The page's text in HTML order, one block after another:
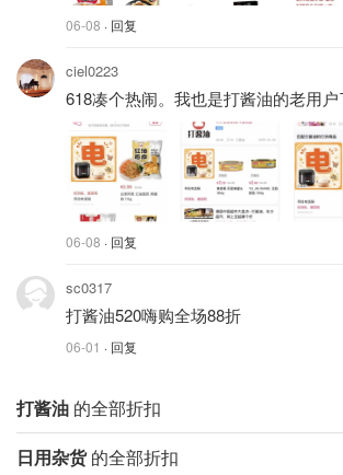
06-08 · 回复
ciel0223
618凑个热闹。我也是打酱油的老用户
06-08 · 回复
sc0317
打酱油520嗨购全场88折
06-01 · 回复
打酱油 的全部折扣
日用杂货的全部折扣